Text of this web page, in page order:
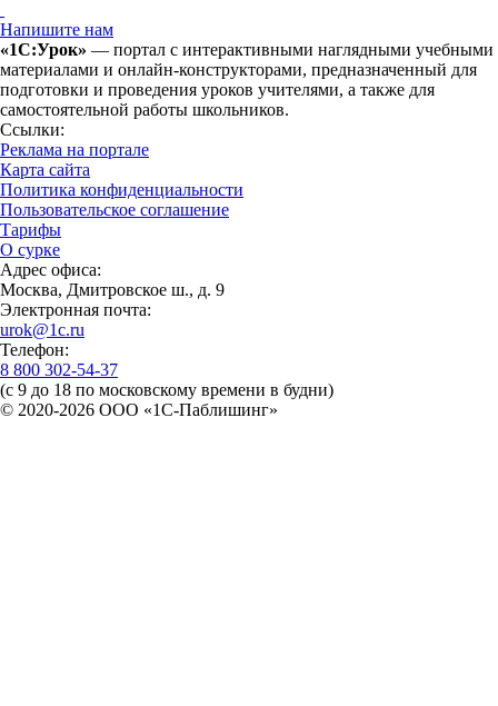
Напишите нам
«1С:Урок» — портал с интерактивными наглядными учебными
материалами и онлайн-конструкторами, предназначенный для
подготовки и проведения уроков учителями, а также для
самостоятельной работы школьников.
Ссылки:
Реклама на портале
Карта сайта
Политика конфиденциальности
Пользовательское соглашение
Тарифы
О сурке
Адрес офиса:
Москва, Дмитровское ш., д. 9
Электронная почта:
urok@1c.ru
Телефон:
8 800 302-54-37
(с 9 до 18 по московскому времени в будни)
© 2020-2026 OOO «1С-Паблишинг»